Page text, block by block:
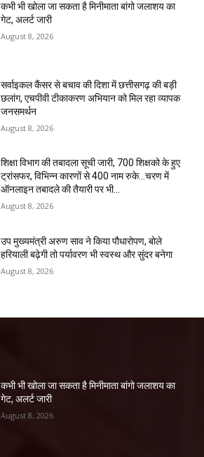
कभी भी खोला जा सकता है मिनीमाता बांगो जलाशय का
गेट, अलर्ट जारी
August 8, 2026
सर्वाइकल कैंसर से बचाव की दिशा में छत्तीसगढ़ की बड़ी
छलांग, एचपीवी टीकाकरण अभियान को मिल रहा व्यापक
जनसमर्थन
August 8, 2026
शिक्षा विभाग की तबादला सूची जारी, 700 शिक्षको के हुए
ट्रांसफर, विभिन्न कारणों से 400 नाम रुके…चरण में
ऑनलाइन तबादले की तैयारी पर भी...
August 8, 2026
उप मुख्यमंत्री अरुण साव ने किया पौधारोपण, बोले
हरियाली बढ़ेगी तो पर्यावरण भी स्वस्थ और सुंदर बनेगा
August 8, 2026
कभी भी खोला जा सकता है मिनीमाता बांगो जलाशय का
गेट, अलर्ट जारी
August 8, 2026